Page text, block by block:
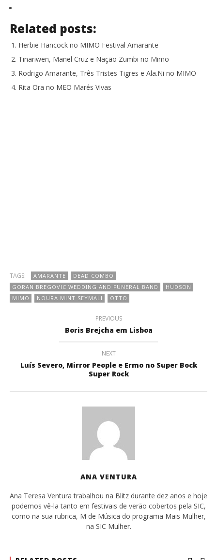
Related posts:
Herbie Hancock no MIMO Festival Amarante
Tinariwen, Manel Cruz e Nação Zumbi no Mimo
Rodrigo Amarante, Três Tristes Tigres e Ala.Ni no MIMO
Rita Ora no MEO Marés Vivas
TAGS: AMARANTE
DEAD COMBO
GORAN BREGOVIC WEDDING AND FUNERAL BAND
HUDSON
MIMO
NOURA MINT SEYMALI OTTO
PREVIOUS
Boris Brejcha em Lisboa
NEXT
Luís Severo, Mirror People e Ermo no Super Bock
Super Rock
ANA VENTURA
Ana Teresa Ventura trabalhou na Blitz durante dez anos e hoje
podemos vê-la tanto em festivais de verão cobertos pela SIC,
como na sua rubrica, M de Música do programa Mais Mulher,
na SIC Mulher.